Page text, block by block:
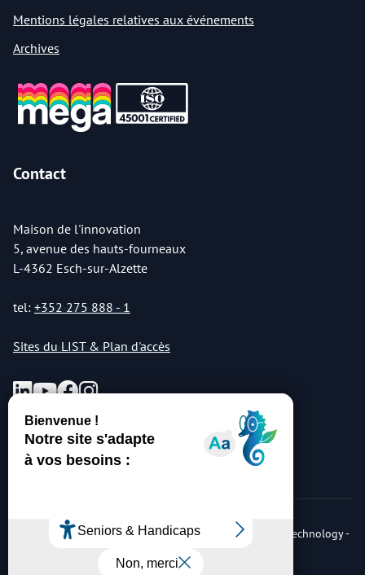
Mentions légales relatives aux événements
Archives
Contact
Maison de l'innovation
5, avenue des hauts-fourneaux
L-4362 Esch-sur-Alzette
tel: +352 275 888 - 1
Sites du LIST & Plan d'accès
© Copyright 2026 Luxembourg Institute of Science & Technology -